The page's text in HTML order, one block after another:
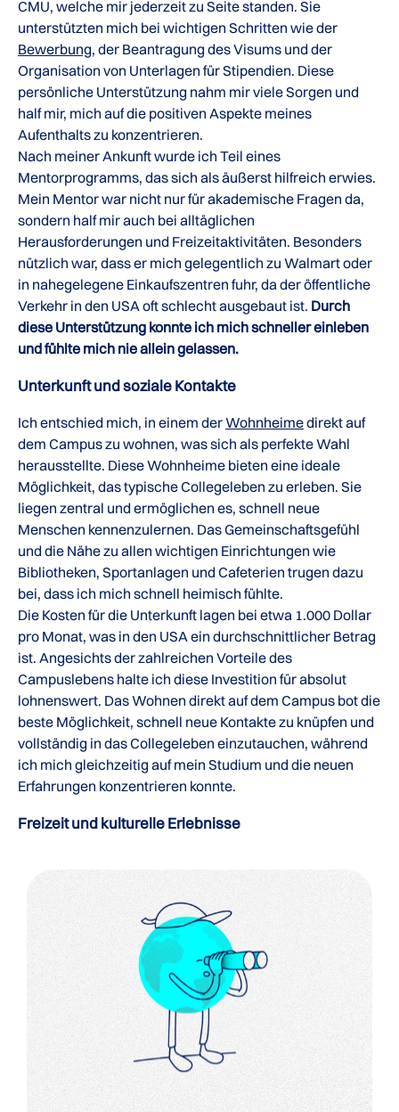
CMU, welche mir jederzeit zu Seite standen. Sie
unterstützten mich bei wichtigen Schritten wie der
Bewerbung, der Beantragung des Visums und der
Organisation von Unterlagen für Stipendien. Diese
persönliche Unterstützung nahm mir viele Sorgen und
half mir, mich auf die positiven Aspekte meines
Aufenthalts zu konzentrieren.
Nach meiner Ankunft wurde ich Teil eines
Mentorprogramms, das sich als äußerst hilfreich erwies.
Mein Mentor war nicht nur für akademische Fragen da,
sondern half mir auch bei alltäglichen
Herausforderungen und Freizeitaktivitäten. Besonders
nützlich war, dass er mich gelegentlich zu Walmart oder
in nahegelegene Einkaufszentren fuhr, da der öffentliche
Verkehr in den USA oft schlecht ausgebaut ist. Durch
diese Unterstützung konnte ich mich schneller einleben
und fühlte mich nie allein gelassen.
Unterkunft und soziale Kontakte
Ich entschied mich, in einem derWohnheimedirekt auf
dem Campus zu wohnen, was sich als perfekte Wahl
herausstellte. Diese Wohnheime bieten eine ideale
Möglichkeit, das typische Collegeleben zu erleben. Sie
liegen zentral und ermöglichen es, schnell neue
Menschen kennenzulernen. Das Gemeinschaftsgefühl
und die Nähe zu allen wichtigen Einrichtungen wie
Bibliotheken, Sportanlagen und Cafeterien trugen dazu
bei, dass ich mich schnell heimisch fühlte.
Die Kosten für die Unterkunft lagen bei etwa 1.000 Dollar
pro Monat, was in den USA ein durchschnittlicher Betrag
ist. Angesichts der zahlreichen Vorteile des
Campuslebens halte ich diese Investition für absolut
lohnenswert. Das Wohnen direkt auf dem Campus bot die
beste Möglichkeit, schnell neue Kontakte zu knüpfen und
vollständig in das Collegeleben einzutauchen, während
ich mich gleichzeitig auf mein Studium und die neuen
Erfahrungen konzentrieren konnte.
Freizeit und kulturelle Erlebnisse